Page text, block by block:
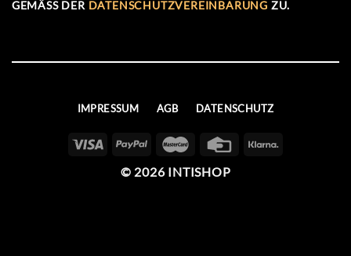
GEMÄSS DER DATENSCHUTZVEREINBARUNG ZU.
IMPRESSUM AGB DATENSCHUTZ
© 2026 INTISHOP